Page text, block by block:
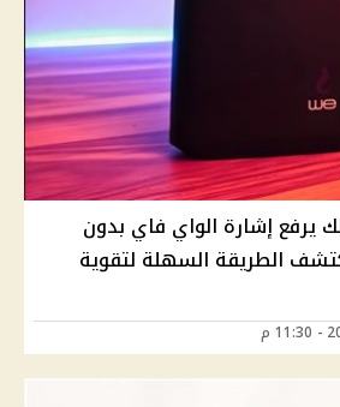
يرفع إشارة الواي فاي بدون
الطريقة السهلة لتقوية